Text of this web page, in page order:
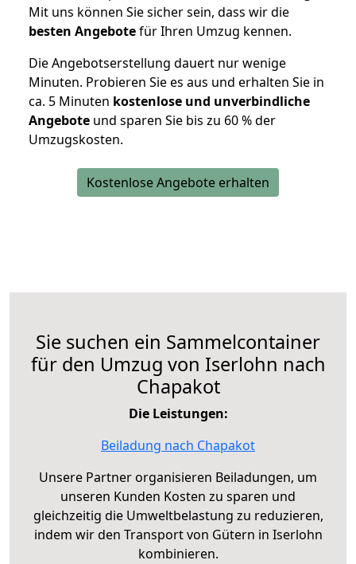
Mit uns können Sie sicher sein, dass wir die
besten Angebotefür Ihren Umzug kennen.
Die Angebotserstellung dauert nur wenige
Minuten. Probieren Sie es aus und erhalten Sie in
ca. 5 Minuten kostenlose und unverbindliche
Angebote und sparen Sie bis zu 60 % der
Umzugskosten.
Kostenlose Angebote erhalten
Sie suchen ein Sammelcontainer
für den Umzug von Iserlohn nach
Chapakot
Die Leistungen:
Beiladung nach Chapakot
Unsere Partner organisieren Beiladungen, um
unseren Kunden Kosten zu sparen und
gleichzeitig die Umweltbelastung zu reduzieren,
indem wir den Transport von Gütern in Iserlohn
kombinieren.